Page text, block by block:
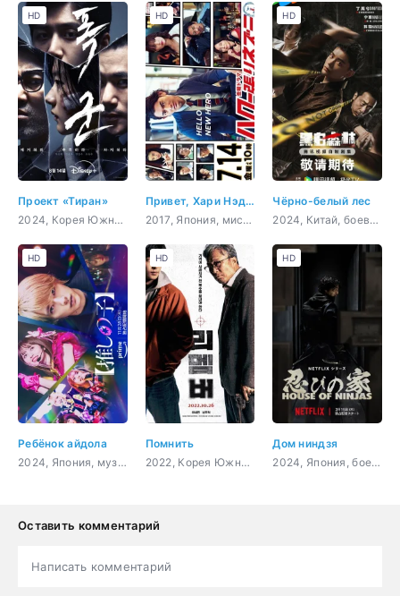
Проект «Тиран»
2024, Корея Южная, боевик, криминал, sci-fi, фэнтези
HD
Привет, Хари Нэдзуми
2017, Япония, мистика, комедия
HD
Чёрно-белый лес
2024, Китай, боевик, триллер, мистика, драма
HD
Ребёнок айдола
2024, Япония, музыка, мистика, фэнтези
HD
Помнить
2022, Корея Южная, боевик, триллер
HD
Дом ниндзя
2024, Япония, боевик, триллер, мистика, семейный
HD
Оставить комментарий
Написать комментарий